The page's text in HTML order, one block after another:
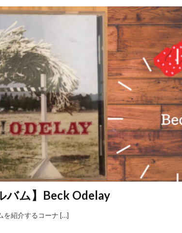
バム】Beck Odelay
を紹介するコーナ […]